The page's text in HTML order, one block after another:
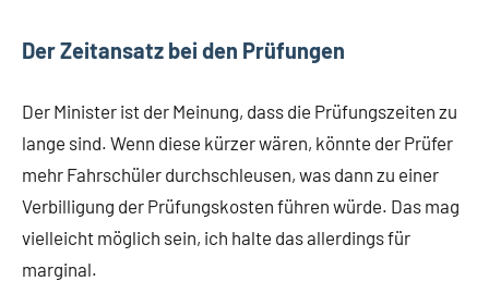
Der Zeitansatz bei den Prüfungen
Der Minister ist der Meinung, dass die Prüfungszeiten zu
lange sind. Wenn diese kürzer wären, könnte der Prüfer
mehr Fahrschüler durchschleusen, was dann zu einer
Verbilligung der Prüfungskosten führen würde. Das mag
vielleicht möglich sein, ich halte das allerdings für
marginal.